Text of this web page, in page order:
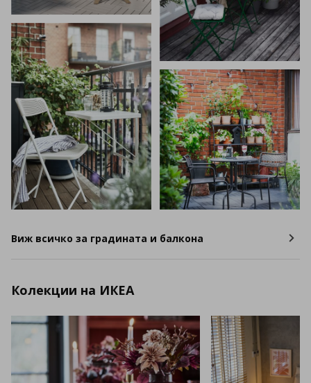
Виж всичко за градината и балкона
Колекции на ИКЕА